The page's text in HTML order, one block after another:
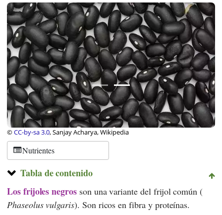
©CC-by-sa 3.0, Sanjay Acharya, Wikipedia
Nutrientes
Tabla de contenido
Los frijoles negrosson una variante del frijol común (
Phaseolus vulgaris). Son ricos en fibra y proteínas.